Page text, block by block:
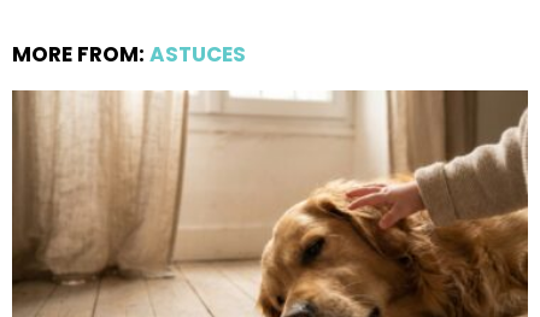
MORE FROM: ASTUCES